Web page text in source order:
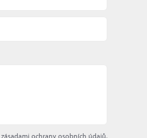
zásadami ochrany osobních údajů.